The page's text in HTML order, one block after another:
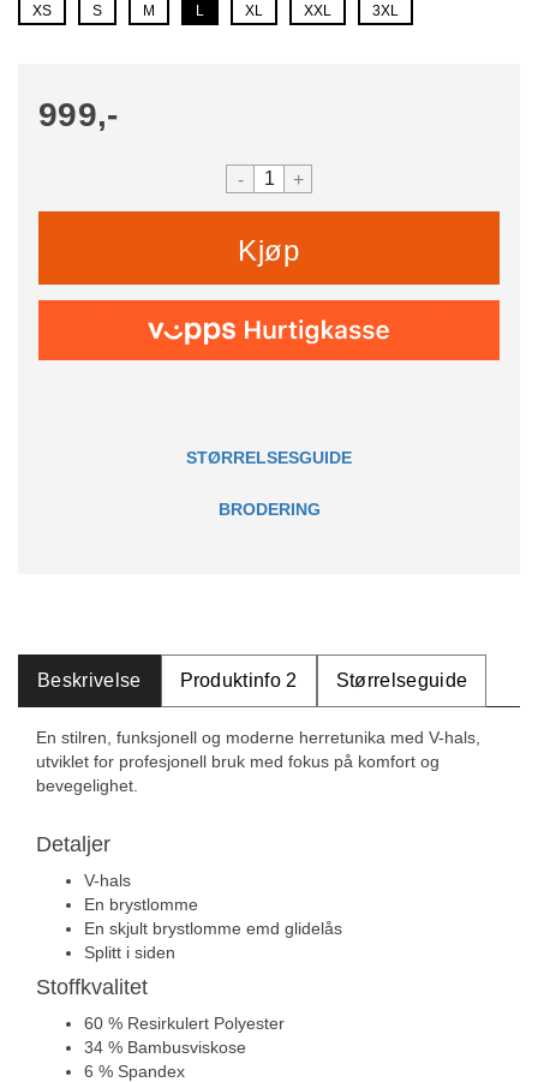
XS S M L XL XXL 3XL
999,-
- +
Kjøp
STØRRELSESGUIDE
BRODERING
Beskrivelse Produktinfo 2 Størrelseguide
En stilren, funksjonell og moderne herretunika med V-hals,
utviklet for profesjonell bruk med fokus på komfort og
bevegelighet.
Detaljer
V-hals
En brystlomme
En skjult brystlomme emd glidelås
Splitt i siden
Stoffkvalitet
60 % Resirkulert Polyester
34 % Bambusviskose
6 % Spandex